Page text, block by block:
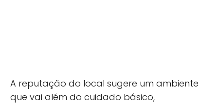
A reputação do local sugere um ambiente
que vai além do cuidado básico,